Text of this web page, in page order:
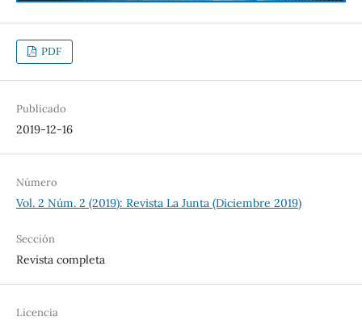
PDF
Publicado
2019-12-16
Número
Vol. 2 Núm. 2 (2019): Revista La Junta (Diciembre 2019)
Sección
Revista completa
Licencia